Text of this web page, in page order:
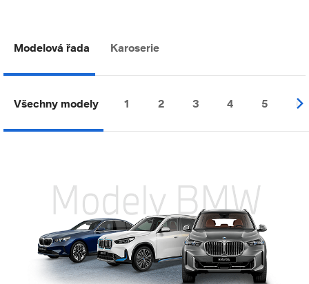
Modelová řada Karoserie
Všechny modely 1 2 3 4 5 6